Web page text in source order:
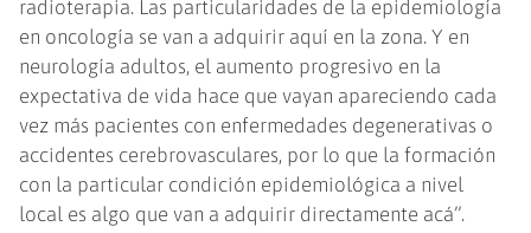
radioterapia. Las particularidades de la epidemiología
en oncología se van a adquirir aquí en la zona. Y en
neurología adultos, el aumento progresivo en la
expectativa de vida hace que vayan apareciendo cada
vez más pacientes con enfermedades degenerativas o
accidentes cerebrovasculares, por lo que la formación
con la particular condición epidemiológica a nivel
local es algo que van a adquirir directamente acá”.